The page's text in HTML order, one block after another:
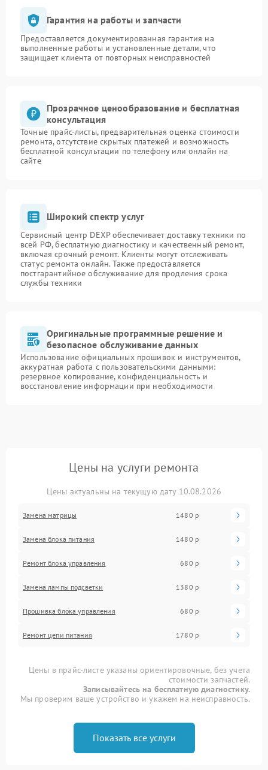
Гарантия на работы и запчасти
Предоставляется документированная гарантия на
выполненные работы и установленные детали, что
защищает клиента от повторных неисправностей
Прозрачное ценообразование и бесплатная
консультация
Точные прайс-листы, предварительная оценка стоимости
ремонта, отсутствие скрытых платежей и возможность
бесплатной консультации по телефону или онлайн на
сайте
Широкий спектр услуг
Сервисный центр DEXP обеспечивает доставку техники по
всей РФ, бесплатную диагностику и качественный ремонт,
включая срочный ремонт. Клиенты могут отслеживать
статус ремонта онлайн. Также предоставляется
постгарантийное обслуживание для продления срока
службы техники
Оригинальные программные решение и
безопасное обслуживание данных
Использование официальных прошивок и инструментов,
аккуратная работа с пользовательскими данными:
резервное копирование, конфиденциальность и
восстановление информации при необходимости
Цены на услуги ремонта
Цены актуальны на текущую дату 10.08.2026
Замена матрицы 1480 р
Замена блока питания 1480 р
Ремонт блока управления 680 р
Замена лампы подсветки 1380 р
Прошивка блока управления 680 р
Ремонт цепи питания 1780 р
Цены в прайс-листе указаны ориентировочные, без учета
стоимости запчастей.
Записывайтесь на бесплатную диагностику.
Мы проверим ваше устройство и укажем на неисправность.
Показать все услуги